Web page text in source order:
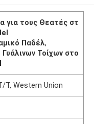
για τους Θεατές στ
Παδέλ,
Τοίχων στο
T, Western Union